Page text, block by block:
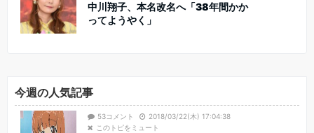
中川翔子、本名改名へ「38年間かか
ってようやく」
今週の人気記事
53コメント
2018/03/22(木) 17:04:38
このトピをミュート